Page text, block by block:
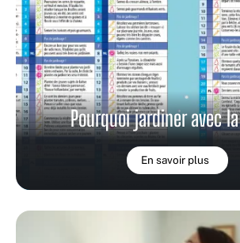
Pourquoi jardiner avec
En savoir plus